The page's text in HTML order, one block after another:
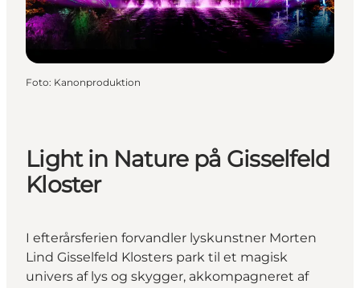
Foto: Kanonproduktion
Light in Nature på Gisselfeld
Kloster
I efterårsferien forvandler lyskunstner Morten
Lind Gisselfeld Klosters park til et magisk
univers af lys og skygger, akkompagneret af